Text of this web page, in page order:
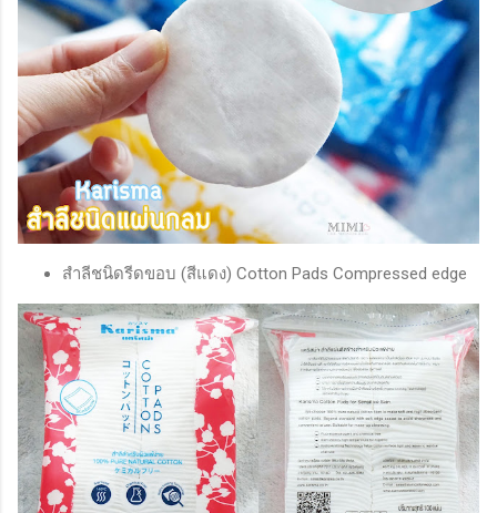
สำลีชนิดรีดขอบ (สีแดง) Cotton Pads Compressed edge